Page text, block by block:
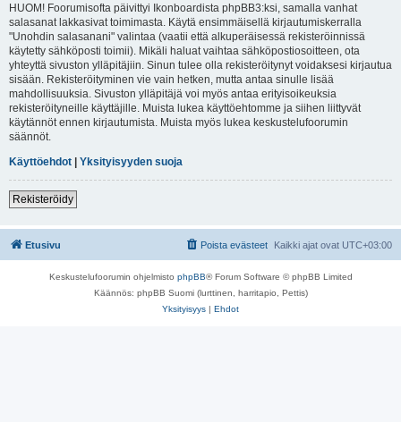
HUOM! Foorumisofta päivittyi Ikonboardista phpBB3:ksi, samalla vanhat
salasanat lakkasivat toimimasta. Käytä ensimmäisellä kirjautumiskerralla
"Unohdin salasanani" valintaa (vaatii että alkuperäisessä rekisteröinnissä
käytetty sähköposti toimii). Mikäli haluat vaihtaa sähköpostiosoitteen, ota
yhteyttä sivuston ylläpitäjiin. Sinun tulee olla rekisteröitynyt voidaksesi kirjautua
sisään. Rekisteröityminen vie vain hetken, mutta antaa sinulle lisää
mahdollisuuksia. Sivuston ylläpitäjä voi myös antaa erityisoikeuksia
rekisteröityneille käyttäjille. Muista lukea käyttöehtomme ja siihen liittyvät
käytännöt ennen kirjautumista. Muista myös lukea keskustelufoorumin
säännöt.
Käyttöehdot | Yksityisyyden suoja
Rekisteröidy
Etusivu Kaikki ajat ovat UTC+03:00
Poista evästeet
Keskustelufoorumin ohjelmisto phpBB® Forum Software © phpBB Limited
Käännös: phpBB Suomi (lurttinen, harritapio, Pettis)
Yksityisyys | Ehdot